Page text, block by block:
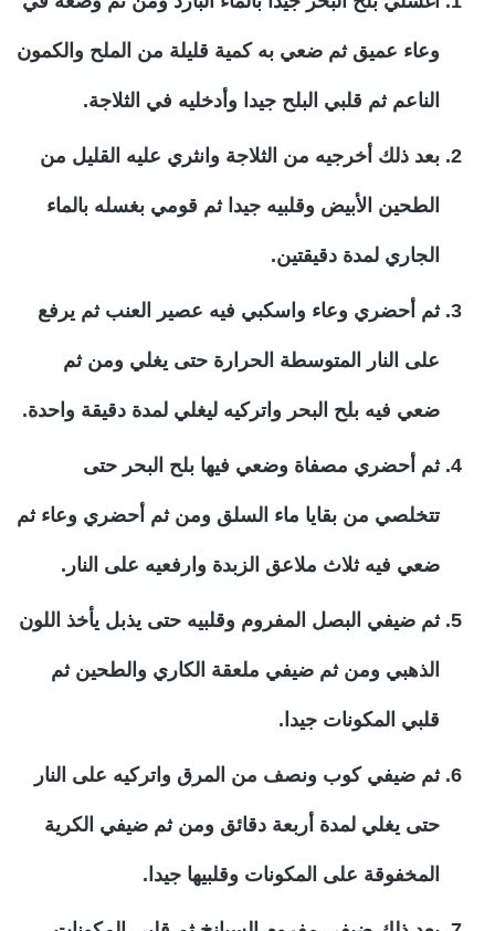
وعاء عميق ثم ضعي به كمية قليلة من الملح والكمون
الناعم ثم قلبي البلح جيدا وأدخليه في الثلاجة.
بعد ذلك أخرجيه من الثلاجة وانثري عليه القليل من
الطحين الأبيض وقلبيه جيدا ثم قومي بغسله بالماء
الجاري لمدة دقيقتين.
ثم أحضري وعاء واسكبي فيه عصير العنب ثم يرفع
على النار المتوسطة الحرارة حتى يغلي ومن ثم
ضعي فيه بلح البحر واتركيه ليغلي لمدة دقيقة واحدة.
ثم أحضري مصفاة وضعي فيها بلح البحر حتى
تتخلصي من بقايا ماء السلق ومن ثم أحضري وعاء ثم
ضعي فيه ثلاث ملاعق الزبدة وارفعيه على النار.
ثم ضيفي البصل المفروم وقلبيه حتى يذبل يأخذ اللون
الذهبي ومن ثم ضيفي ملعقة الكاري والطحين ثم
قلبي المكونات جيدا.
ثم ضيفي كوب ونصف من المرق واتركيه على النار
حتى يغلي لمدة أربعة دقائق ومن ثم ضيفي الكرية
المخفوقة على المكونات وقلبيها جيدا.